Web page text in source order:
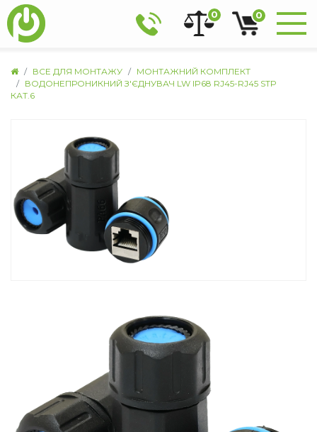
0 0
ВСЕ ДЛЯ МОНТАЖУ
МОНТАЖНИЙ КОМПЛЕКТ
ВОДОНЕПРОНИКНИЙ З'ЄДНУВАЧ LW IP68 RJ45-RJ45 STP
КАТ.6